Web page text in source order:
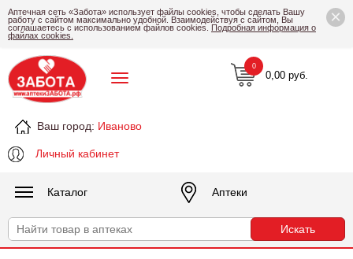
×
Аптечная сеть «Забота» использует файлы cookies, чтобы сделать Вашу
работу с сайтом максимально удобной. Взаимодействуя с сайтом, Вы
соглашаетесь с использованием файлов cookies. Подробная информация о
файлах cookies.
Ваш город: Иваново
Личный кабинет
0,00 руб.
0
Каталог Аптеки